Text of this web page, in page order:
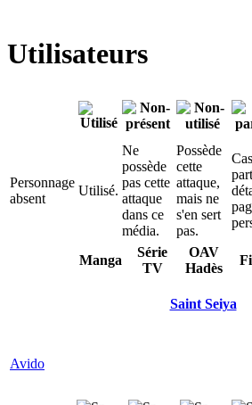
Utilisateurs
Personnage
absent
Utilisé.
Ne
possède
pas cette
attaque
dans ce
média.
Possède
cette
attaque,
mais ne
s'en sert
pas.
Cas
Manga
Série
TV
OAV
Hadès
Saint Seiya
Avido